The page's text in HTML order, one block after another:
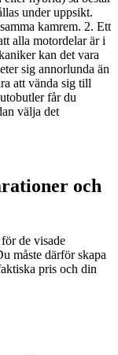
under uppsikt.
kamrem. 2. Ett
alla motordelar är i
kan det vara
sig annorlunda än
att vända sig till
får du
välja det
och
de visade
måste därför skapa
pris och din